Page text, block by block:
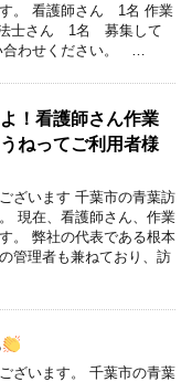
。 看護師さん 1名 作業
士さん 1名 募集して
合わせください。 …
！看護師さん作業
ねってご利用者様
ざいます 千葉市の青葉訪
現在、看護師さん、作業
。 弊社の代表である根本
管理者も兼ねており、訪
ざいます。 千葉市の青葉